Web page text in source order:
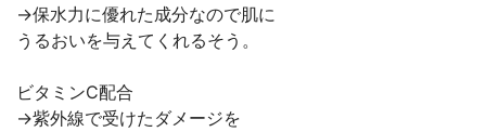
→保水力に優れた成分なので肌に
うるおいを与えてくれるそう。
ビタミンC配合
→紫外線で受けたダメージを